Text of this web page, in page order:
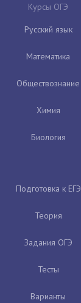
Курсы ОГЭ
Русский язык
Математика
Обществознание
Химия
Биология
Подготовка к ЕГЭ
Теория
Задания ОГЭ
Тесты
Варианты